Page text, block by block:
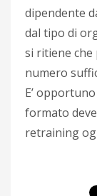
dipendente
dal tipo di
si ritiene che
numero
E’
formato
retraining